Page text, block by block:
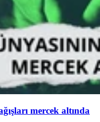
mercek altında